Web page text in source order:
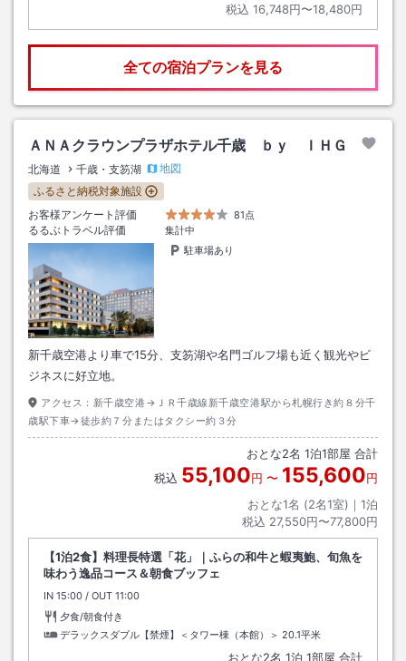
税込 16,748円〜18,480円
全ての宿泊プランを見る
ＡＮＡクラウンプラザホテル千歳 ｂｙ ＩＨＧ
北海道 千歳・支笏湖
地図
ふるさと納税対象施設
お客様アンケート評価
81点
るるぶトラベル評価
集計中
駐車場あり
新千歳空港より車で15分、支笏湖や名門ゴルフ場も近く観光やビ
ジネスに好立地。
アクセス： 新千歳空港→ＪＲ千歳線新千歳空港駅から札幌行き約８分千
歳駅下車→徒歩約７分またはタクシー約３分
おとな2名 1泊1部屋 合計
税込 55,100円 〜 155,600円
おとな1名 (2名1室)｜ 1泊
税込 27,550円〜77,800円
【1泊2食】料理長特選「花」｜ふらの和牛と蝦夷鮑、旬魚を
味わう逸品コース＆朝食ブッフェ
IN チェックイン
15:00 / OUT チェックアウト
11:00
夕食/朝食付き
デラックスダブル【禁煙】＜タワー棟（本館）＞ 20.1平米
おとな2名 1泊 1部屋 合計